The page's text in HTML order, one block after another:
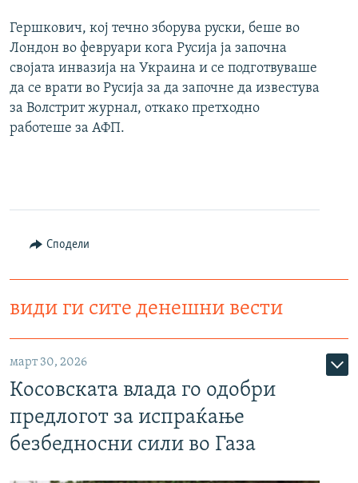
Гершкович, кој течно зборува руски, беше во
Лондон во февруари кога Русија ја започна
својата инвазија на Украина и се подготвуваше
да се врати во Русија за да започне да известува
за Волстрит журнал, откако претходно
работеше за АФП.
Сподели
види ги сите денешни вести
март 30, 2026
Косовската влада го одобри
предлогот за испраќање
безбедносни сили во Газа